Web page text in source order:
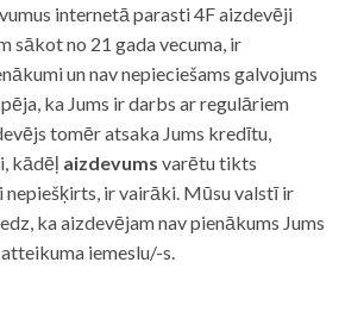
internetā parasti 4F aizdevēji
sākot no 21 gada vecuma, ir
un nav nepieciešams galvojums
ka Jums ir darbs ar regulāriem
tomēr atsaka Jums kredītu,
kādēļ aizdevums varētu tikts
ir vairāki. Mūsu valstī ir
ka aizdevējam nav pienākums Jums
iemeslu/-s.